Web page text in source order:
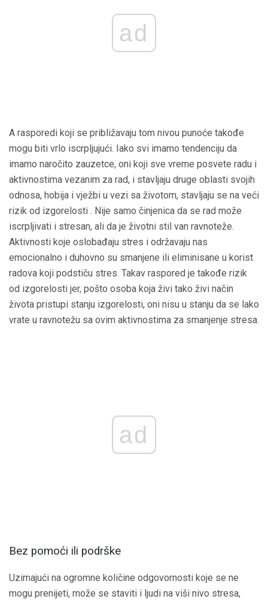
ad
A rasporedi koji se približavaju tom nivou punoće takođe
mogu biti vrlo iscrpljujući. Iako svi imamo tendenciju da
imamo naročito zauzetce, oni koji sve vreme posvete radu i
aktivnostima vezanim za rad, i stavljaju druge oblasti svojih
odnosa, hobija i vježbi u vezi sa životom, stavljaju se na veći
rizik od izgorelosti . Nije samo činjenica da se rad može
iscrpljivati ​​i stresan, ali da je životni stil van ravnoteže.
Aktivnosti koje oslobađaju stres i održavaju nas
emocionalno i duhovno su smanjene ili eliminisane u korist
radova koji podstiču stres. Takav raspored je takođe rizik
od izgorelosti jer, pošto osoba koja živi tako živi način
života pristupi stanju izgorelosti, oni nisu u stanju da se lako
vrate u ravnotežu sa ovim aktivnostima za smanjenje stresa.
ad
Bez pomoći ili podrške
Uzimajući na ogromne količine odgovornosti koje se ne
mogu prenijeti, može se staviti i ljudi na viši nivo stresa,